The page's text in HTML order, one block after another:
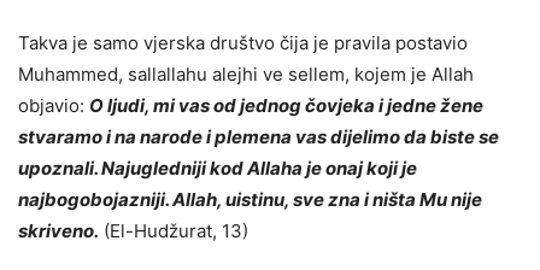
Takva je samo vjerska društvo čija je pravila postavio
Muhammed, sallallahu alejhi ve sellem, kojem je Allah
objavio: O ljudi, mi vas od jednog čovjeka i jedne žene
stvaramo i na narode i plemena vas dijelimo da biste se
upoznali. Najugledniji kod Allaha je onaj koji je
najbogobojazniji. Allah, uistinu, sve zna i ništa Mu nije
skriveno. (El-Hudžurat, 13)